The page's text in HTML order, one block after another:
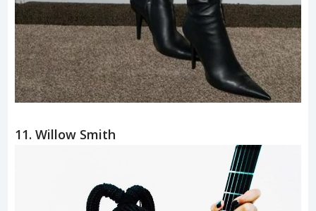
11. Willow Smith